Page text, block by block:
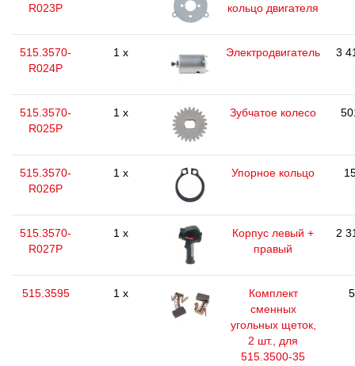
R023P
кольцо двигателя
515.3570-
R024P
1 x Электродвигатель 3
515.3570-
R025P
1 x Зубчатое колесо
515.3570-
R026P
1 x Упорное кольцо
515.3570-
R027P
1 x
Корпус левый +
правый
2
515.3595 1 x
Комплект
сменных
угольных щеток,
2 шт., для
515.3500-35